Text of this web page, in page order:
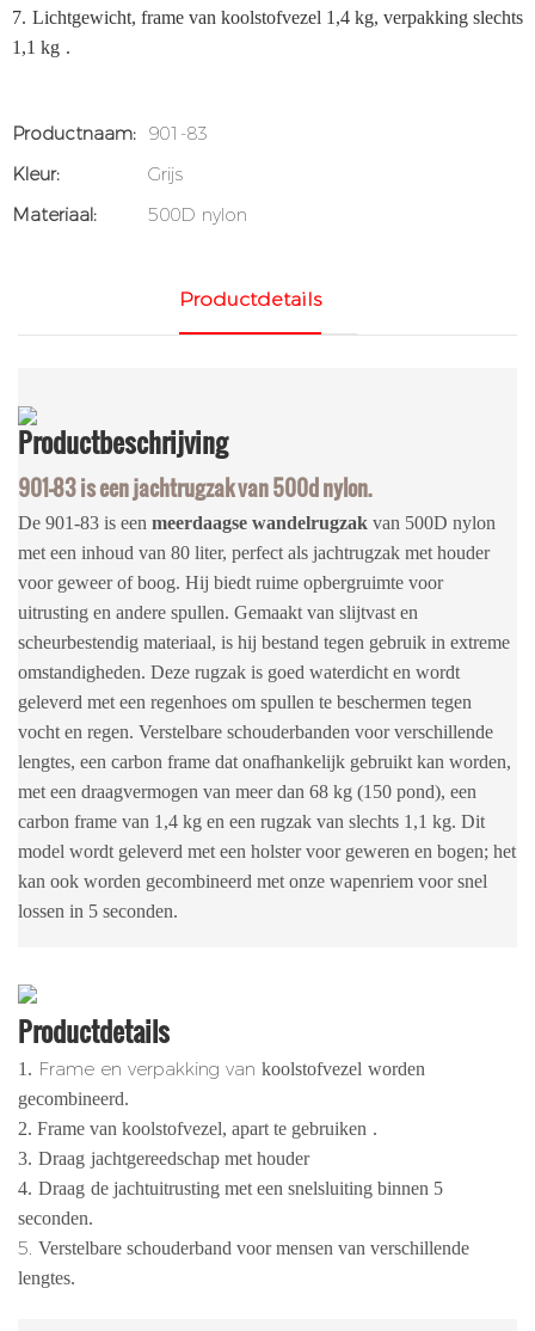
7. Lichtgewicht, frame van koolstofvezel 1,4 kg, verpakking slechts
1,1 kg .
Productnaam: 901-83
Kleur:
Grijs
Materiaal:
500D nylon
Productdetails
Productbeschrijving
901-83 is een jachtrugzak van 500d nylon.
De 901-83 is een meerdaagse wandelrugzak van 500D nylon
met een inhoud van 80 liter, perfect als jachtrugzak met houder
voor geweer of boog. Hij biedt ruime opbergruimte voor
uitrusting en andere spullen. Gemaakt van slijtvast en
scheurbestendig materiaal, is hij bestand tegen gebruik in extreme
omstandigheden. Deze rugzak is goed waterdicht en wordt
geleverd met een regenhoes om spullen te beschermen tegen
vocht en regen. Verstelbare schouderbanden voor verschillende
lengtes, een carbon frame dat onafhankelijk gebruikt kan worden,
met een draagvermogen van meer dan 68 kg (150 pond), een
carbon frame van 1,4 kg en een rugzak van slechts 1,1 kg. Dit
model wordt geleverd met een holster voor geweren en bogen; het
kan ook worden gecombineerd met onze wapenriem voor snel
lossen in 5 seconden.
Productdetails
1. Frame en verpakking van koolstofvezel worden
gecombineerd.
2. Frame van koolstofvezel, apart te gebruiken .
3. Draag jachtgereedschap met houder
4. Draag de jachtuitrusting met een snelsluiting binnen 5
seconden.
5. Verstelbare schouderband voor mensen van verschillende
lengtes.